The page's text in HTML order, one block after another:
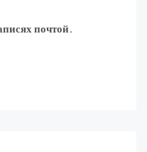
почтой.